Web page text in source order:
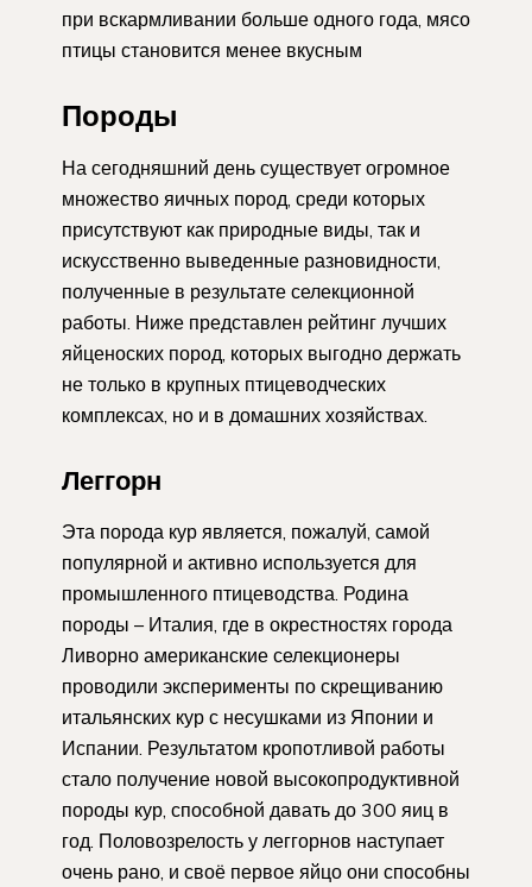
при вскармливании больше одного года, мясо
птицы становится менее вкусным
Породы
На сегодняшний день существует огромное
множество яичных пород, среди которых
присутствуют как природные виды, так и
искусственно выведенные разновидности,
полученные в результате селекционной
работы. Ниже представлен рейтинг лучших
яйценоских пород, которых выгодно держать
не только в крупных птицеводческих
комплексах, но и в домашних хозяйствах.
Леггорн
Эта порода кур является, пожалуй, самой
популярной и активно используется для
промышленного птицеводства. Родина
породы – Италия, где в окрестностях города
Ливорно американские селекционеры
проводили эксперименты по скрещиванию
итальянских кур с несушками из Японии и
Испании. Результатом кропотливой работы
стало получение новой высокопродуктивной
породы кур, способной давать до 300 яиц в
год. Половозрелость у леггорнов наступает
очень рано, и своё первое яйцо они способны